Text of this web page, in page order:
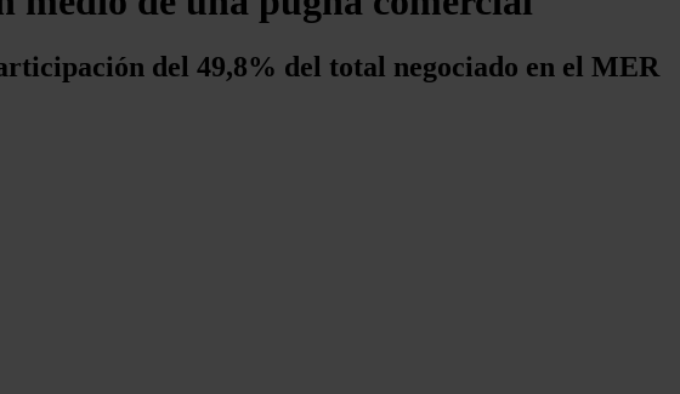
del 49,8% del total negociado en el MER